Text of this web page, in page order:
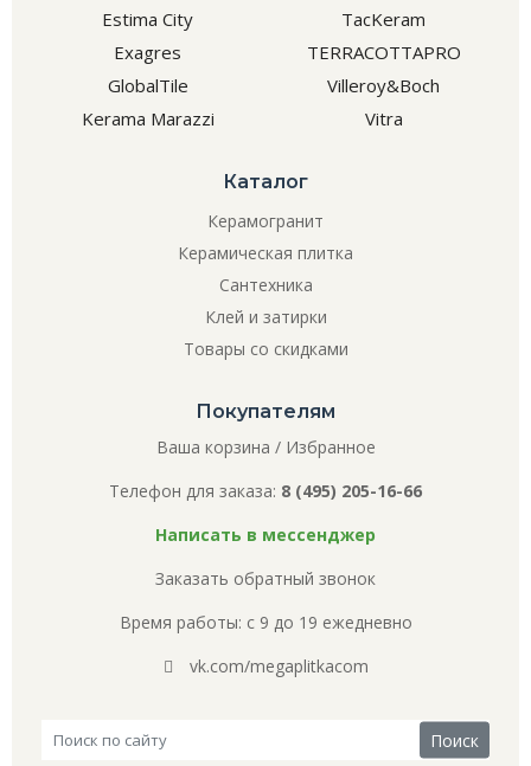
Estima City
Exagres
GlobalTile
Kerama Marazzi
TacKeram
TERRACOTTAPRO
Villeroy&Boch
Vitra
Каталог
Керамогранит
Керамическая плитка
Сантехника
Клей и затирки
Товары со скидками
Покупателям
Ваша корзина / Избранное
Телефон для заказа: 8 (495) 205-16-66
Написать в мессенджер
Заказать обратный звонок
Время работы: с 9 до 19 ежедневно
vk.com/megaplitkacom